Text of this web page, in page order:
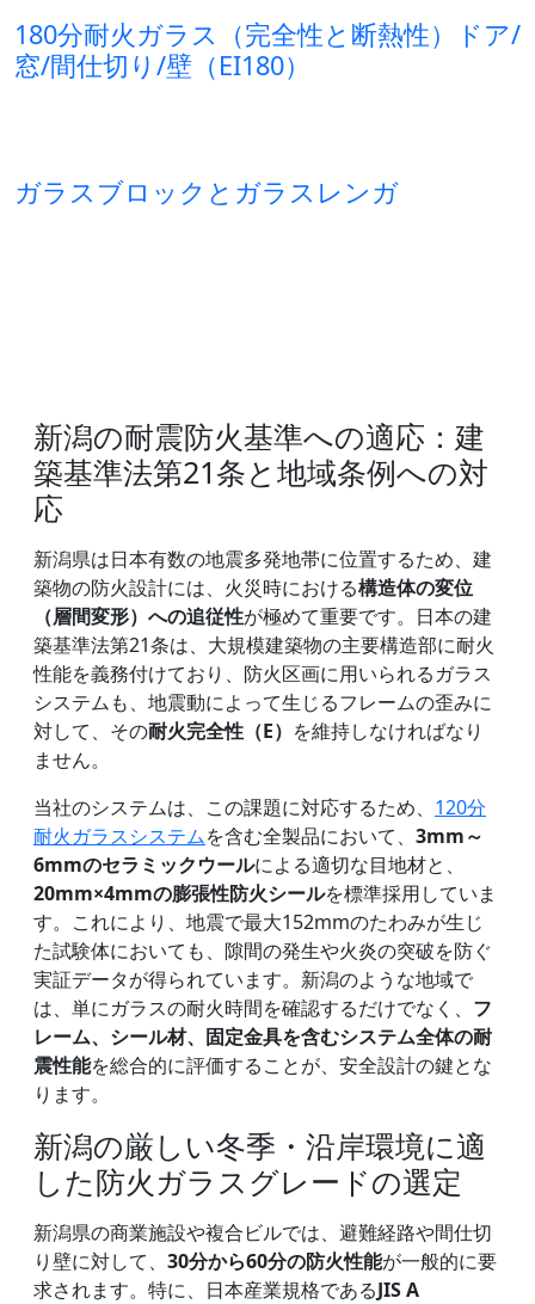
180分耐火ガラス（完全性と断熱性）ドア/
窓/間仕切り/壁（EI180）
ガラスブロックとガラスレンガ
新潟の耐震防火基準への適応：建
築基準法第21条と地域条例への対
応
新潟県は日本有数の地震多発地帯に位置するため、建
築物の防火設計には、火災時における構造体の変位
（層間変形）への追従性が極めて重要です。日本の建
築基準法第21条は、大規模建築物の主要構造部に耐火
性能を義務付けており、防火区画に用いられるガラス
システムも、地震動によって生じるフレームの歪みに
対して、その耐火完全性（E） を維持しなければなり
ません。
当社のシステムは、この課題に対応するため、 120分
耐火ガラスシステムを含む全製品において、 3mm～
6mmのセラミックウールによる適切な目地材と、
20mm×4mmの膨張性防火シールを標準採用していま
す。これにより、地震で最大152mmのたわみが生じ
た試験体においても、隙間の発生や火炎の突破を防ぐ
実証データが得られています。新潟のような地域で
は、単にガラスの耐火時間を確認するだけでなく、 フ
レーム、シール材、固定金具を含むシステム全体の耐
震性能を総合的に評価することが、安全設計の鍵とな
ります。
新潟の厳しい冬季・沿岸環境に適
した防火ガラスグレードの選定
新潟県の商業施設や複合ビルでは、避難経路や間仕切
り壁に対して、 30分から60分の防火性能が一般的に要
求されます。特に、日本産業規格であるJIS A